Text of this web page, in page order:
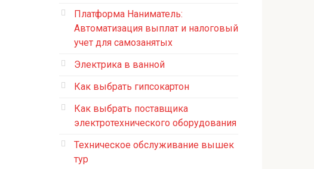
Платформа Наниматель:
Автоматизация выплат и налоговый
учет для самозанятых
Электрика в ванной
Как выбрать гипсокартон
Как выбрать поставщика
электротехнического оборудования
Техническое обслуживание вышек
тур